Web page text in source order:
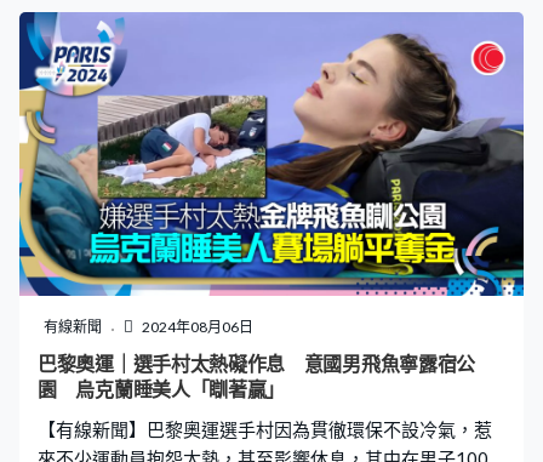
先生表示，附近可選擇的公具交通工具除了巴士外，還有
輕鐵，惟由於要繞遠路，因此居民多數會以巴士為主。然
而早上繁忙時段，巴士通常已經逼滿人，不但沒有座位
坐，更經常只有數名乘客可以成功上車。 根據資料顯示，
現時濕地公園路一帶的乘客，可以乘搭巴士前往元朗、金
鐘和上水。另外繁忙時間，亦設有多條特別路線和增開班
次服務，不過途經大欖隧道轉車站的常規巴士線，就僅有
過海巴士967線。 另一名天水圍北居民張先生亦指，上下
班繁忙時間及上學時間長期沒法上車，輕鐵和巴士也是如
此，認為人流太多。他指出，近年太多新樓盤入伙，人流
較以往多，以近濕地公園新落成的兩個屋苑為例，都已經
接近4,000伙，但交通沒有任何改善的話，變相處於飽和的
情況。 他認為，現時規劃跟不上社區發展，舉例指天水圍
以預留發展，但到今時今日、30年
有線新聞 2024年08月06日
巴黎奧運｜選手村太熱礙作息 意國男飛魚寧露宿公
園 烏克蘭睡美人「瞓著贏」
【有線新聞】巴黎奧運選手村因為貫徹環保不設冷氣，惹